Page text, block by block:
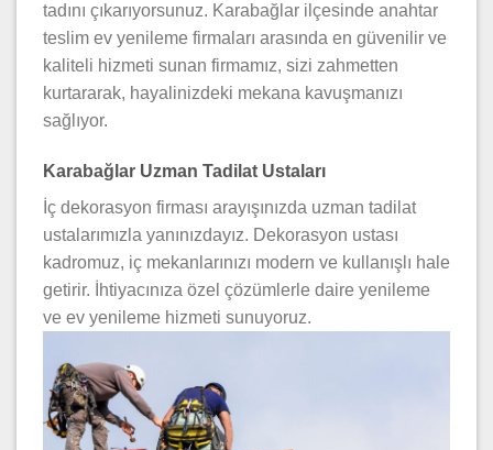
tadını çıkarıyorsunuz. Karabağlar ilçesinde anahtar
teslim ev yenileme firmaları arasında en güvenilir ve
kaliteli hizmeti sunan firmamız, sizi zahmetten
kurtararak, hayalinizdeki mekana kavuşmanızı
sağlıyor.
Karabağlar Uzman Tadilat Ustaları
İç dekorasyon firması arayışınızda uzman tadilat
ustalarımızla yanınızdayız. Dekorasyon ustası
kadromuz, iç mekanlarınızı modern ve kullanışlı hale
getirir. İhtiyacınıza özel çözümlerle daire yenileme
ve ev yenileme hizmeti sunuyoruz.